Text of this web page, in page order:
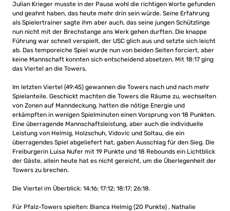
Julian Krieger musste in der Pause wohl die richtigen Worte gefunden
und geahnt haben, das heute mehr drin sein würde. Seine Erfahrung
als Spielertrainer sagte ihm aber auch, das seine jungen Schützlinge
nun nicht mit der Brechstange ans Werk gehen durften. Die knappe
Führung war schnell verspielt, der USC glich aus und setzte sich leicht
ab. Das temporeiche Spiel wurde nun von beiden Seiten forciert, aber
keine Mannschaft konnten sich entscheidend absetzen. Mit 18:17 ging
das Viertel an die Towers.
Im letzten Viertel (49:45) gewannen die Towers nach und nach mehr
Spielanteile. Geschickt machten die Towers die Räume zu, wechselten
von Zonen auf Manndeckung, hatten die nötige Energie und
erkämpften in wenigen Spielminuten einen Vorsprung von 18 Punkten.
Eine überragende Mannschaftsleistung, aber auch die individuelle
Leistung von Helmig, Holzschuh, Vidovic und Soltau, die ein
überragendes Spiel abgeliefert hat, gaben Ausschlag für den Sieg. Die
Freiburgerin Luisa Nufer mit 19 Punkte und 18 Rebounds ein Lichtblick
der Gäste, allein heute hat es nicht gereicht, um die Überlegenheit der
Towers zu brechen.
Die Viertel im Überblick: 14:16; 17:12; 18:17; 26:18.
Für Pfalz-Towers spielten: Bianca Helmig (20 Punkte) , Nathalie